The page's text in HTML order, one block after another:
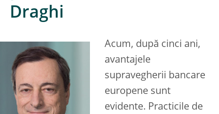
Draghi
Acum, după cinci ani,
avantajele
supravegherii bancare
europene sunt
evidente. Practicile de